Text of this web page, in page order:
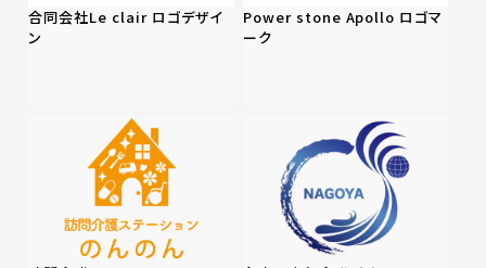
合同会社Le clair ロゴデザイ
ン
Power stone Apollo ロゴマ
ーク